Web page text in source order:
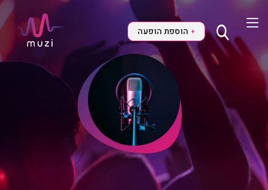
+ הוספת הופעה